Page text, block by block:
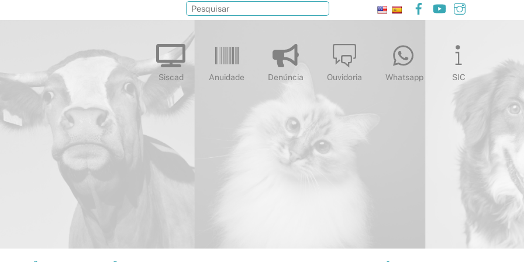
Facebook
YouTube
Siscad Anuidade Denúncia Ouvidoria Whatsapp SIC